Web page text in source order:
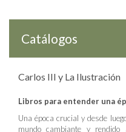
Catálogos
Carlos III y La Ilustración
Libros para entender una
Una época crucial y desde
mundo cambiante y